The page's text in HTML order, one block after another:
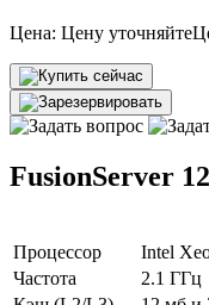
Цена: Цену уточняйте
FusionServer
Процессор
Intel
Частота
2.1 ГГц